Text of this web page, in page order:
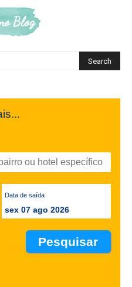
Blog
Data de saída
sex 07 ago 2026